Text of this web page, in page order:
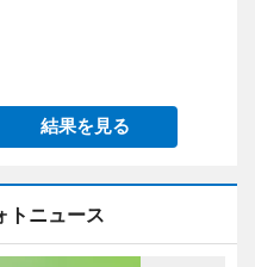
結果を見る
トニュース